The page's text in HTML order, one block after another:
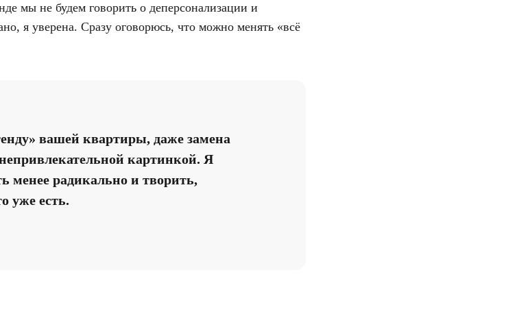
мы не будем говорить о деперсонализации и
я уверена. Сразу оговорюсь, что можно менять «всё
вашей квартиры, даже замена
непривлекательной картинкой. Я
менее радикально и творить,
уже есть.